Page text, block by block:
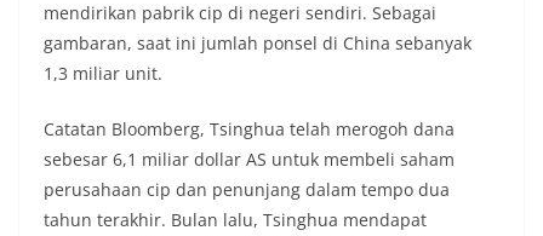
mendirikan pabrik cip di negeri sendiri. Sebagai
gambaran, saat ini jumlah ponsel di China sebanyak
1,3 miliar unit.
Catatan Bloomberg, Tsinghua telah merogoh dana
sebesar 6,1 miliar dollar AS untuk membeli saham
perusahaan cip dan penunjang dalam tempo dua
tahun terakhir. Bulan lalu, Tsinghua mendapat